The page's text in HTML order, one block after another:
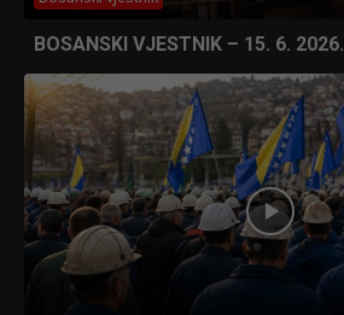
BOSANSKI VJESTNIK – 15. 6. 2026.